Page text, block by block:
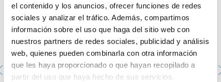
el contenido y los anuncios, ofrecer funciones de redes
sociales y analizar el tráfico. Además, compartimos
información sobre el uso que haga del sitio web con
nuestros partners de redes sociales, publicidad y análisis
web, quienes pueden combinarla con otra información
que les haya proporcionado o que hayan recopilado a
partir del uso que haya hecho de sus servicios.